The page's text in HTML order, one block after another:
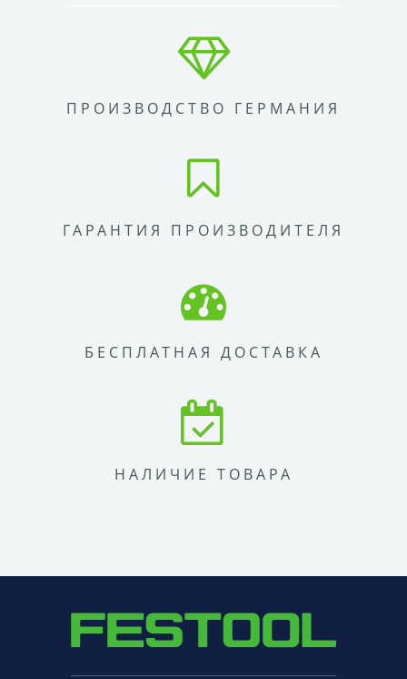
ПРОИЗВОДСТВО ГЕРМАНИЯ
ГАРАНТИЯ ПРОИЗВОДИТЕЛЯ
БЕСПЛАТНАЯ ДОСТАВКА
НАЛИЧИЕ ТОВАРА